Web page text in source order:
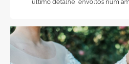
último detalhe, envoltos num